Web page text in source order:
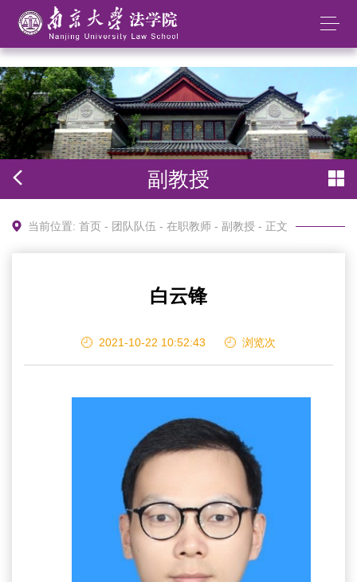
太阳成集团tyc234cc(中国)股份有限公司
副教授
当前位置: 首页 - 团队队伍 - 在职教师 - 副教授 - 正文
白云锋
2021-10-22 10:52:43 浏览次